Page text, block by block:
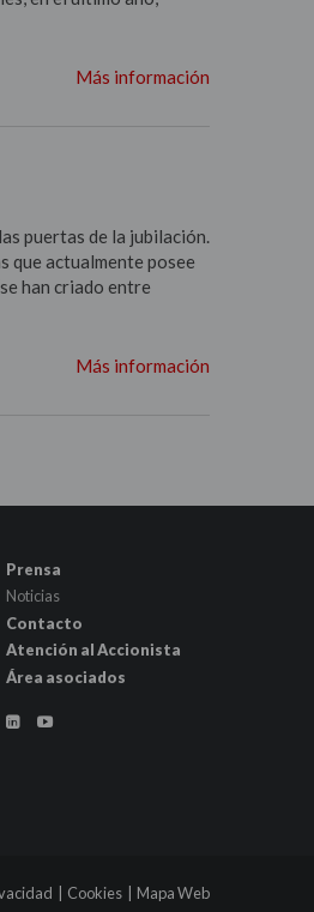
Más información
las puertas de la jubilación.
que actualmente posee
han criado entre
Más información
Prensa
Noticias
Contacto
Atención al Accionista
Área asociados
 
Cookies Mapa Web